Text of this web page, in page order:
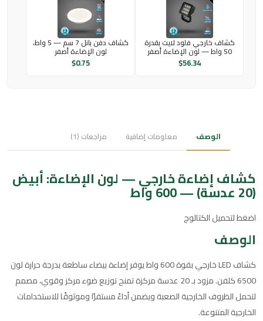
كشاف خارجي فلود لايت بقدرة
50 واط — لون الإضاءة أصفر
$56.34
كشاف دفن بانل 7 سم — 5 واط،
لون الإضاءة أصفر
$0.75
الوصف معلومات إضافية مراجعات (1)
كشاف إضاءة خارجي — لون الإضاءة: أبيض
(20 عدسة) — 600 واط
اضغط لتحميل الكتالوج
الوصف
كشاف LED خارجي بقوة 600 واط يوفر إضاءة بيضاء ساطعة بدرجة حرارة لون
6500 كلفن. مزود بـ 20 عدسة مركزة تمنح توزيع ضوء مركز وقوي، مصمم
لتحمل الظروف الخارجية الصعبة ويضمن أداءً مستقرًا وموثوقًا للاستخدامات
الخارجية المتنوعة.